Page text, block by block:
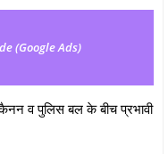
(Google Ads)
व पुलिस बल के बीच प्रभावी